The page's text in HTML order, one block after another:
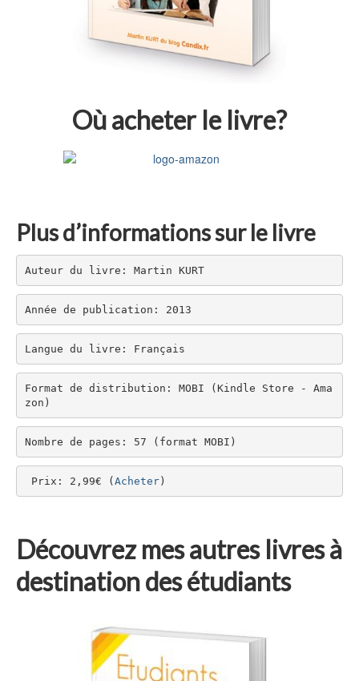
Où acheter le livre?
Plus d’informations sur le livre
Auteur du livre: Martin KURT
Année de publication: 2013
Langue du livre: Français
Format de distribution: MOBI (Kindle Store - Ama
zon)
Nombre de pages: 57 (format MOBI)
Prix: 2,99€ ( Acheter)
Découvrez mes autres livres à
destination des étudiants